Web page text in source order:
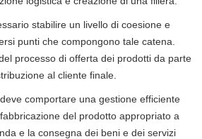
stabilire un livello di coesione e
punti che compongono tale catena.
processo di offerta dei prodotti da parte
al cliente finale.
comportare una gestione efficiente
del prodotto appropriato a
e la consegna dei beni e dei servizi